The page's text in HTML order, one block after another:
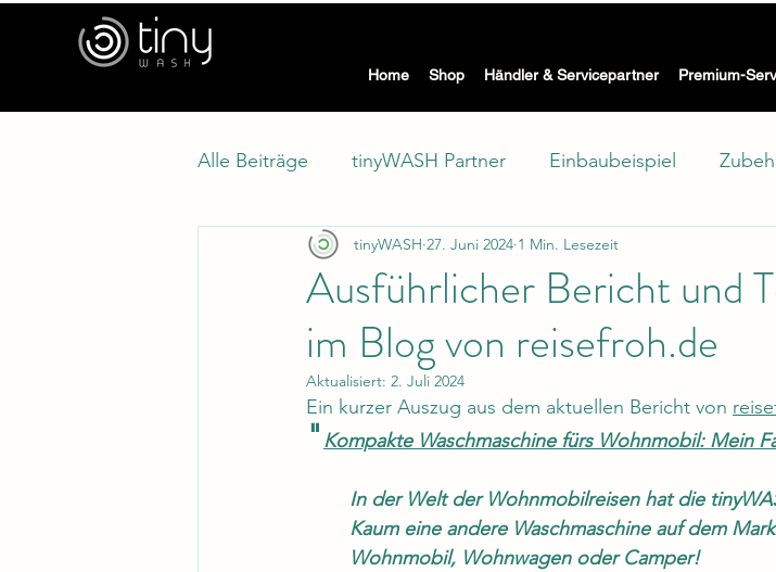
Home Shop Händler & Servicepartner Premium-
Alle Beiträge tinyWASH Partner Einbaubeispiel
Modellwechsel Klimaschutz Showroom
Ausführlicher Bericht und
im Blog von reisefroh.de
tinyWASH 27. Juni 2024 1 Min. Lesezeit
Aktualisiert: 2. Juli 2024
Ein kurzer Auszug aus dem aktuellen Bericht von
" Kompakte Waschmaschine fürs Wohnmobil: Mein
	In der Welt der Wohnmobilreisen hat die
	Wohnmobil, Wohnwagen oder Camper!